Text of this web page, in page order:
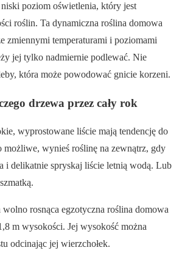
poziom oświetlenia, który jest
roślin. Ta dynamiczna roślina domowa
zmiennymi temperaturami i poziomami
jej tylko nadmiernie podlewać. Nie
która może powodować gnicie korzeni.
drzewa przez cały rok
wyprostowane liście mają tendencję do
możliwe, wynieś roślinę na zewnątrz, gdy
i delikatnie spryskaj liście letnią wodą. Lub
wolno rosnąca egzotyczna roślina domowa
m wysokości. Jej wysokość można
odcinając jej wierzchołek.